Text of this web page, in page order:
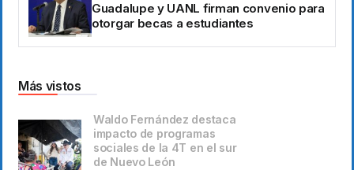
Guadalupe y UANL firman convenio para
otorgar becas a estudiantes
Más vistos
Waldo Fernández destaca
impacto de programas
sociales de la 4T en el sur
de Nuevo León